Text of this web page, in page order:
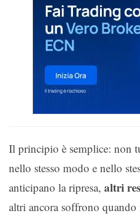
Il principio è semplice: non
nello stesso modo e nello
anticipano la ripresa, altri
altri ancora soffrono